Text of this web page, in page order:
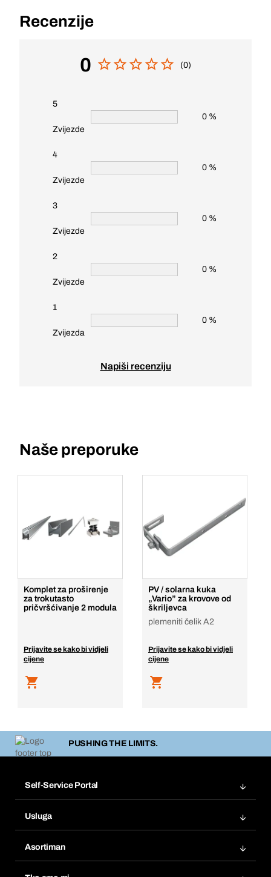
Recenzije
0 (0)
5
Zvijezde
0 %
4
Zvijezde
0 %
3
Zvijezde
0 %
2
Zvijezde
0 %
1
Zvijezda
0 %
Napiši recenziju
Naše preporuke
Komplet za proširenje
za trokutasto
pričvršćivanje 2 modula
Prijavite se kako bi vidjeli
cijene
PV / solarna kuka
„Vario” za krovove od
škriljevca
plemeniti čelik A2
Prijavite se kako bi vidjeli
cijene
PUSHING THE LIMITS.
Self-Service Portal
Popisi želja
Ponovno naručivanje
Usluga
Tražitelji proizvoda
Asortiman